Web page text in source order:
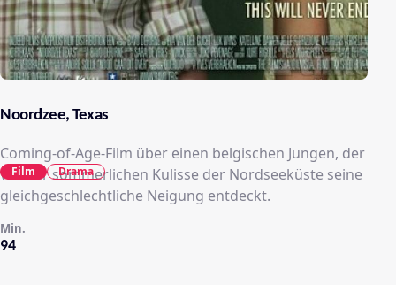
Noordzee, Texas
Coming-of-Age-Film über einen belgischen Jungen, der
vor der sommerlichen Kulisse der Nordseeküste seine
gleichgeschlechtliche Neigung entdeckt.
94
Min.
Film Drama